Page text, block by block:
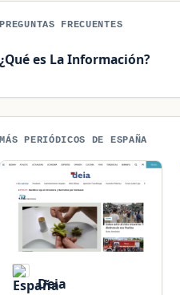
PREGUNTAS FRECUENTES
¿Qué es La Información?
MÁS PERIÓDICOS DE ESPAÑA
Deia